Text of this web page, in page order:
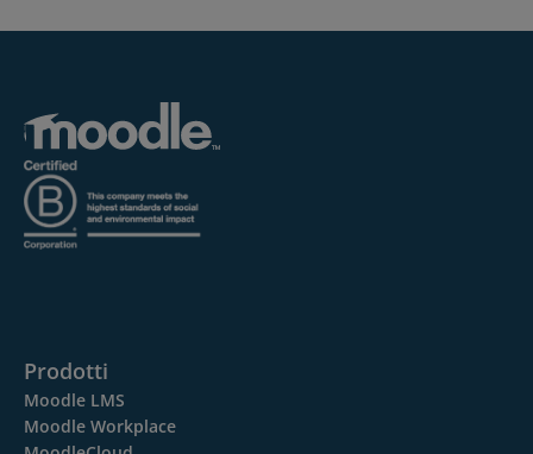
Prodotti
Moodle LMS
Moodle Workplace